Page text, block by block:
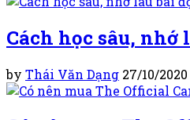
Cách học sâu, nhớ
by Thái Văn Dạng 27/10/2020